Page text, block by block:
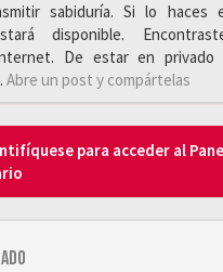
sabiduría. Si lo haces
disponible.
De estar en privado
Abre un post y compártelas
para acceder al